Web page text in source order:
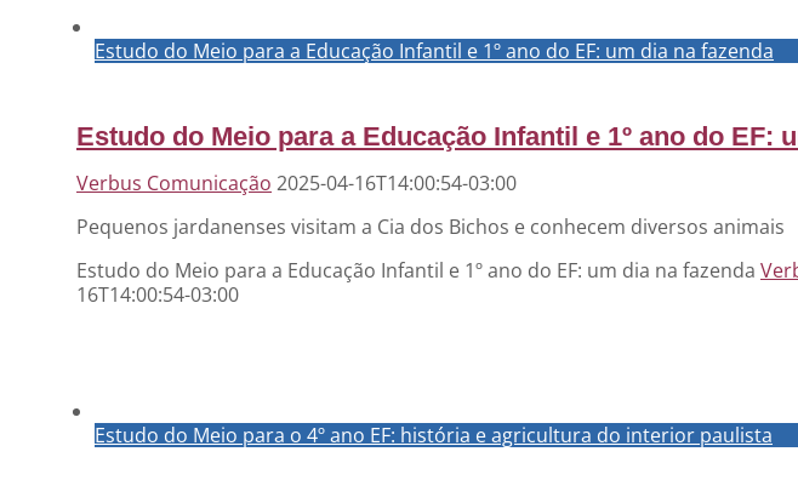
Estudo do Meio para a Educação Infantil e 1º ano do EF: um dia na fazenda
Estudo do Meio para a Educação Infantil e 1º ano do EF:
Verbus Comunicação 2025-04-16T14:00:54-03:00
Pequenos jardanenses visitam a Cia dos Bichos e conhecem diversos animais
Estudo do Meio para a Educação Infantil e 1º ano do EF: um dia na fazenda
16T14:00:54-03:00
Estudo do Meio para o 4º ano EF: história e agricultura do interior paulista